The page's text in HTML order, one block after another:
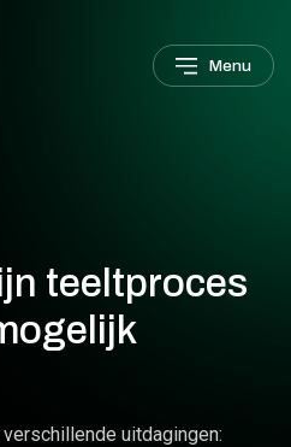
Menu
teeltproces
uitdagingen: